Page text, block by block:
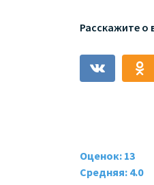
Расскажите о
Оценок: 13
Средняя: 4.0